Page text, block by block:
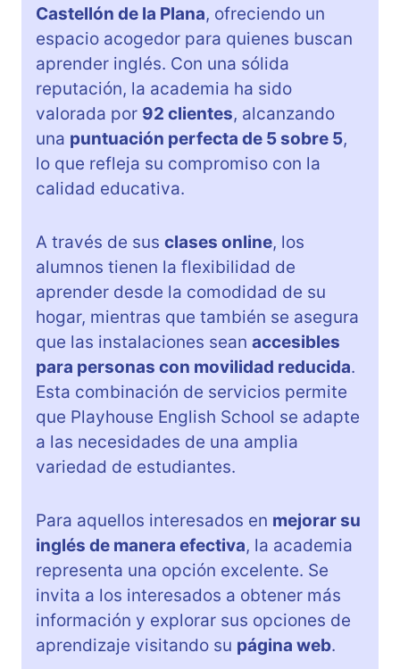
Castellón de la Plana, ofreciendo un
espacio acogedor para quienes buscan
aprender inglés. Con una sólida
reputación, la academia ha sido
valorada por 92 clientes, alcanzando
una puntuación perfecta de 5 sobre 5,
lo que refleja su compromiso con la
calidad educativa.
A través de sus clases online, los
alumnos tienen la flexibilidad de
aprender desde la comodidad de su
hogar, mientras que también se asegura
que las instalaciones sean accesibles
para personas con movilidad reducida.
Esta combinación de servicios permite
que Playhouse English School se adapte
a las necesidades de una amplia
variedad de estudiantes.
Para aquellos interesados en mejorar su
inglés de manera efectiva, la academia
representa una opción excelente. Se
invita a los interesados a obtener más
información y explorar sus opciones de
aprendizaje visitando su página web.